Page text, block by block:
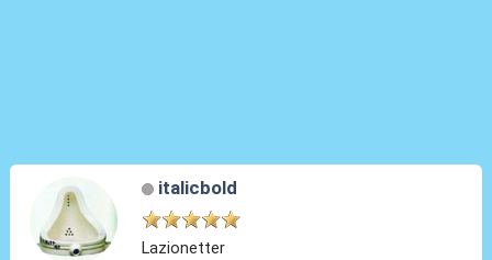
italicbold
Lazionetter